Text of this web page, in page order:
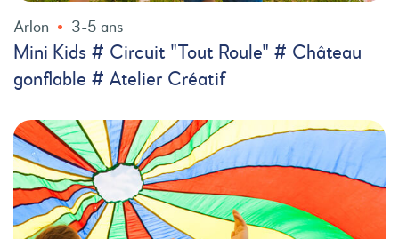
Arlon 3-5 ans
Mini Kids # Circuit "Tout Roule" # Château
gonflable # Atelier Créatif